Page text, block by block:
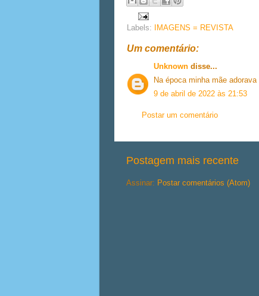
Labels: IMAGENS = REVISTA
Um comentário:
Unknown disse...
Na época minha mãe
9 de abril de 2022 às 21:53
Postar um comentário
Postagem mais recente
Assinar: Postar comentários (Atom)